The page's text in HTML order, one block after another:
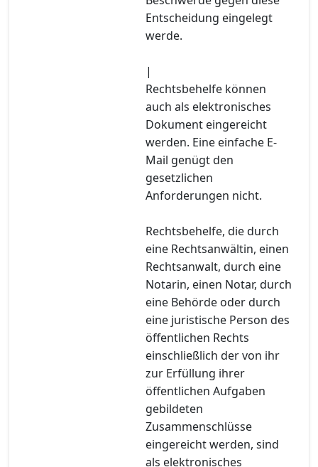
Entscheidung eingelegt
werde.
|
Rechtsbehelfe können
auch als elektronisches
Dokument eingereicht
werden. Eine einfache E-
Mail genügt den
gesetzlichen
Anforderungen nicht.
Rechtsbehelfe, die durch
eine Rechtsanwältin, einen
Rechtsanwalt, durch eine
Notarin, einen Notar, durch
eine Behörde oder durch
eine juristische Person des
öffentlichen Rechts
einschließlich der von ihr
zur Erfüllung ihrer
öffentlichen Aufgaben
gebildeten
Zusammenschlüsse
eingereicht werden, sind
als elektronisches